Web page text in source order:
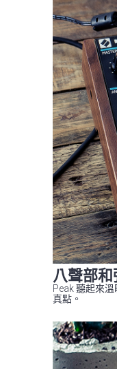
八聲部
Peak 聽起來
真點。